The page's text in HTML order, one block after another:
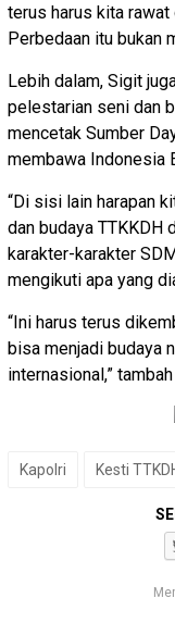
terus harus kita rawat
Perbedaan itu bukan
Lebih dalam, Sigit
pelestarian seni dan
mencetak Sumber
membawa Indonesia
“Di sisi lain harapan
dan budaya TTKKDH
karakter-karakter
mengikuti apa yang
“Ini harus terus
bisa menjadi budaya
internasional,”
Kapolri Kesti